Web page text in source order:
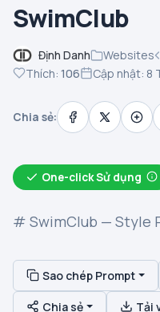
SwimClub
Định Danh Websites
Thích: 106 Cập nhật: 8
Chia sẻ:
One-click Sử dụng
# SwimClub — Style
Sao chép Prompt
Chia sẻ Tải